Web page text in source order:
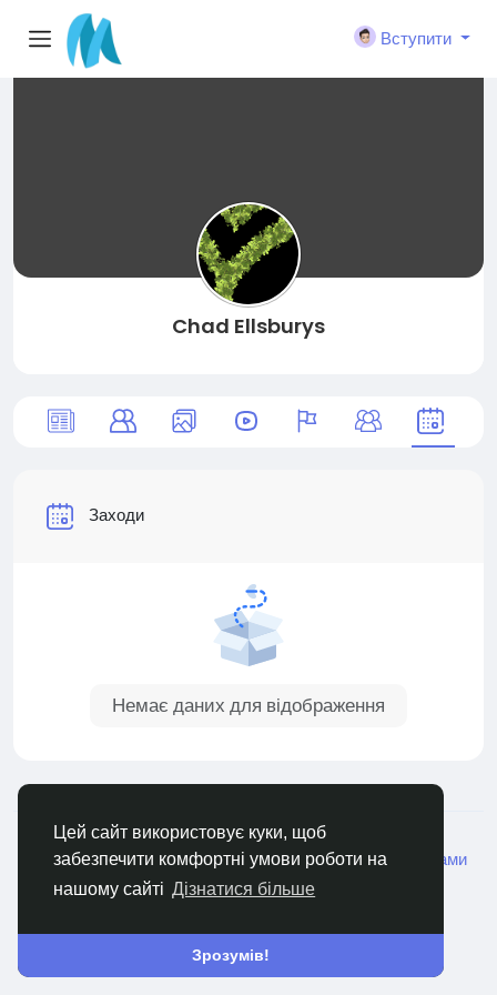
Цей сайт використовує куки, щоб
забезпечити комфортні умови роботи на
нашому сайті Дізнатися більше
Зрозумів!
Вступити
Chad Ellsburys
Заходи
Немає даних для відображення
© 2026 MSM
Ukrainian
Про нас Правила Конфіденційність Зв'яжіться з нами
Каталог